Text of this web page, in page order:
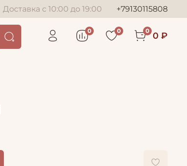
Доставка с 10:00 до 19:00 +79130115808
0 0 0 0 ₽